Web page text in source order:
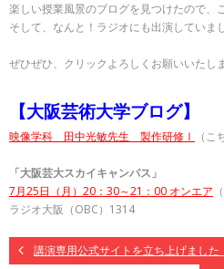
楽しい授業風景のブログを見つけたので、
そして、なんと！ラジオにも出演していま
ぜひぜひ、クリックよろしくお願いいたしま
【大阪芸術大学ブログ】
映像学科 田中光敏先生 製作研修Ⅰ （
「大阪芸大スカイキャンパス」
7月25日（月）20：30～21：00 オンエア
ラジオ大阪（OBC）1314
講演専用公式サイトを立ち上げました